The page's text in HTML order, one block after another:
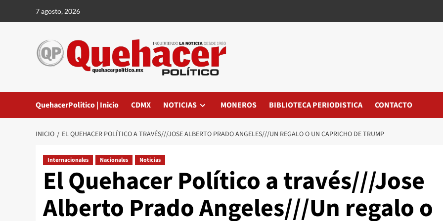
7 agosto, 2026
QuehacerPolitico | Inicio CDMX NOTICIAS MONEROS BIBLIOTECA PERIODISTICA CONTACTO
INICIO EL QUEHACER POLÍTICO A TRAVÉS///JOSE ALBERTO PRADO ANGELES///UN REGALO O UN CAPRICHO DE TRUMP
Internacionales Nacionales Noticias
El Quehacer Político a través///Jose
Alberto Prado Angeles///Un regalo o